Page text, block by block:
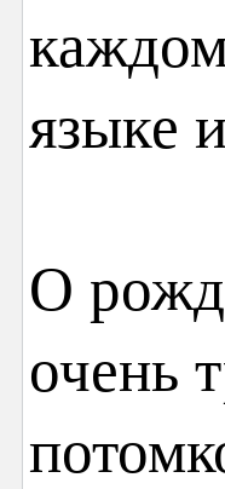
языке
О
очень